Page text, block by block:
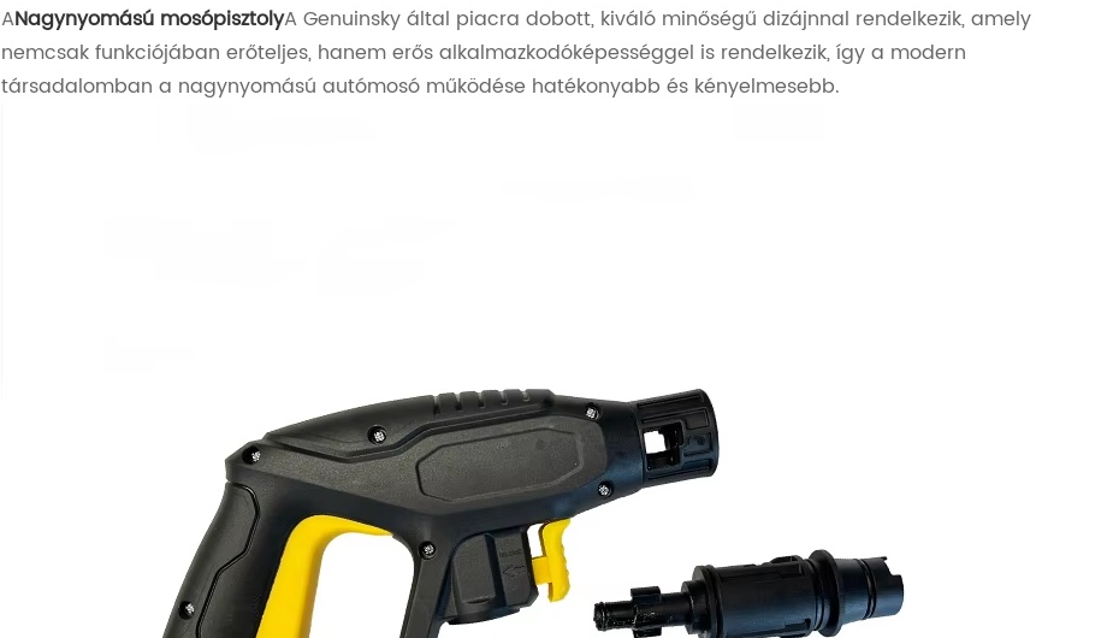
ANagynyomású mosópisztolyA Genuinsky által piacra dobott, kiváló minőségű dizájnnal rendelkezik, amely
nemcsak funkciójában erőteljes, hanem erős alkalmazkodóképességgel is rendelkezik, így a modern
társadalomban a nagynyomású autómosó működése hatékonyabb és kényelmesebb.